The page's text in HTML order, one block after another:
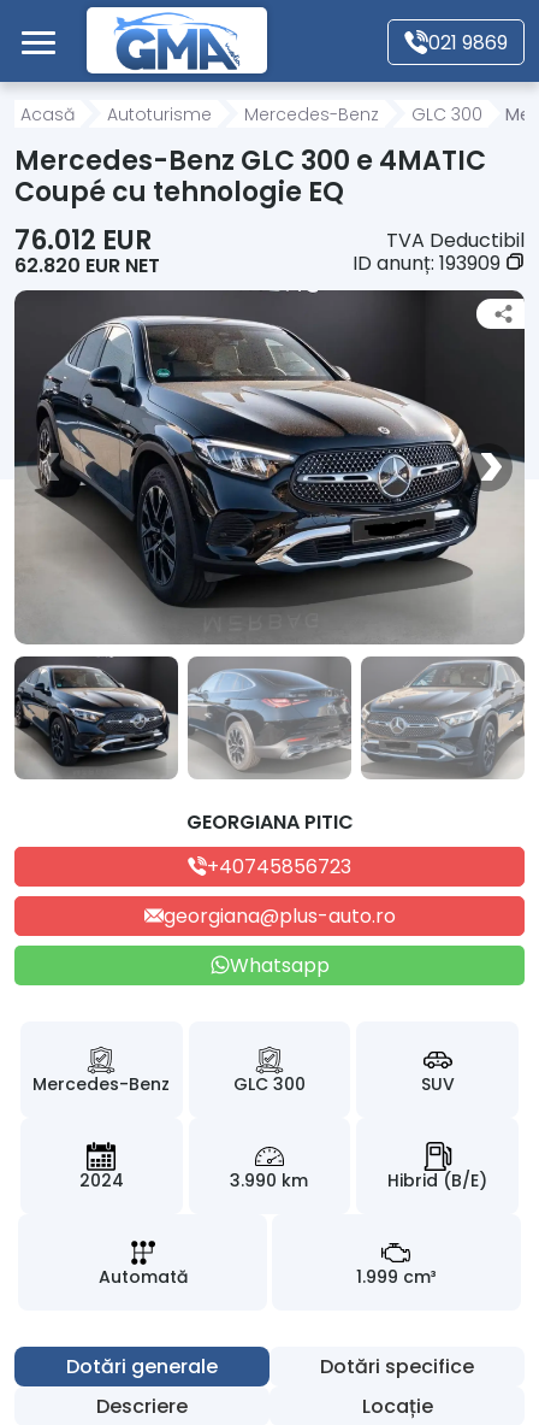
Mergi direct la conținutul principal
021 9869
Acasă
Autoturisme
Motociclete
Autoutilitare
Alte tipuri vehicule
Despre Noi
Contact
Acasă Autoturisme Mercedes-Benz GLC 300
Mercedes-Benz GLC 300 e 4MATIC
Coupé cu tehnologie EQ
76.012 EUR
62.820 EUR NET
TVA Deductibil
ID anunț: 193909
GEORGIANA PITIC
+40745856723
georgiana@plus-auto.ro
Whatsapp
Mercedes-Benz GLC 300 SUV
2024 3.990 km Hibrid (B/E)
Automată 1.999 cm³
Dotări generale
Dotări specifice
Descriere
Locație